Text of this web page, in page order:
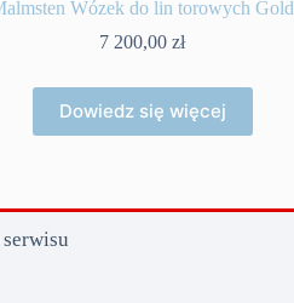
Wózek do lin torowych Gold
7 200,00zł
Dowiedz się więcej